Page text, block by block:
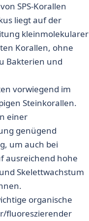
SPS-Korallen
liegt auf der
kleinmolekularer
Korallen, ohne
Bakterien und
vorwiegend im
Steinkorallen.
einer
genügend
um auch bei
ausreichend hohe
Skelettwachstum
organische
fluoreszierender